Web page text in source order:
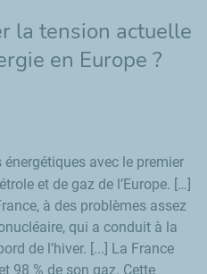
la tension actuelle
en Europe ?
avec le premier
et de gaz de l’Europe. […]
à des problèmes assez
qui a conduit à la
de l’hiver. [...] La France
98 % de son gaz. Cette